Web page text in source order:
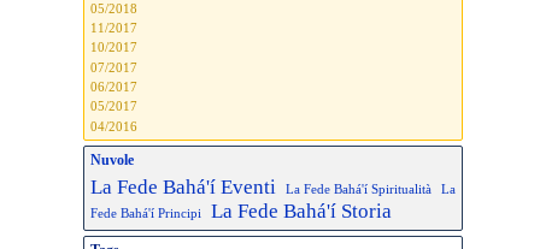
05/2018
11/2017
10/2017
07/2017
06/2017
05/2017
04/2016
Nuvole
La Fede Bahá'í Eventi La Fede Bahá'í Spiritualità
La
Fede Bahá'í Principi
La Fede Bahá'í Storia